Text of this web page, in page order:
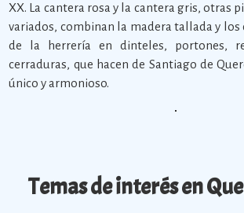
XX. La cantera rosa y la cantera gris, otras
variados, combinan la madera tallada y
de la herrería en dinteles, portones,
cerraduras, que hacen de Santiago de
único y armonioso.
Temas de interés en